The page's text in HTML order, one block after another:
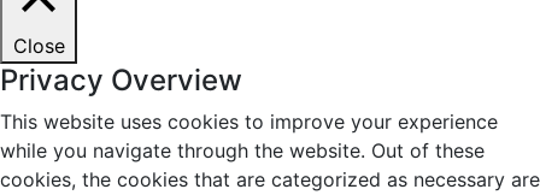
Close
Privacy Overview
This website uses cookies to improve your experience
while you navigate through the website. Out of these
cookies, the cookies that are categorized as necessary are